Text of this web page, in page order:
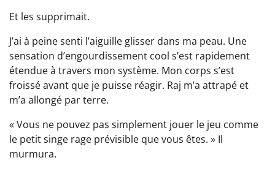
Et les supprimait.
J’ai à peine senti l’aiguille glisser dans ma peau. Une
sensation d’engourdissement cool s’est rapidement
étendue à travers mon système. Mon corps s’est
froissé avant que je puisse réagir. Raj m’a attrapé et
m’a allongé par terre.
« Vous ne pouvez pas simplement jouer le jeu comme
le petit singe rage prévisible que vous êtes. » Il
murmura.